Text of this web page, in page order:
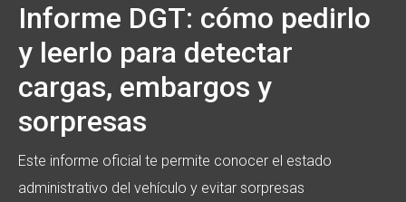
Informe DGT: cómo pedirlo
y leerlo para detectar
cargas, embargos y
sorpresas
Este informe oficial te permite conocer el estado
administrativo del vehículo y evitar sorpresas